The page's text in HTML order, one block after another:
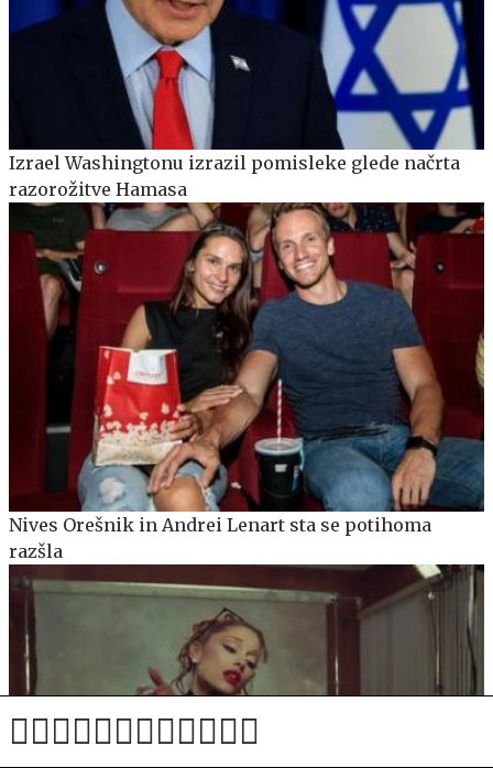
Izrael Washingtonu izrazil pomisleke glede načrta
razorožitve Hamasa
Nives Orešnik in Andrei Lenart sta se potihoma
razšla